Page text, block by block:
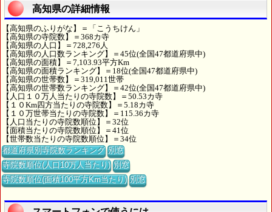
高知県の詳細情報
【高知県のふりがな】＝「こうちけん」
【高知県の寺院数】＝368カ寺
【高知県の人口】＝728,276人
【高知県の人口数ランキング】＝45位(全国47都道府県中)
【高知県の面積】＝7,103.93平方Km
【高知県の面積ランキング】＝18位(全国47都道府県中)
【高知県の世帯数】＝319,011世帯
【高知県の世帯数ランキング】＝42位(全国47都道府県中)
【人口１０万人当たりの寺院数】＝50.53カ寺
【１０Km四方当たりの寺院数】＝5.18カ寺
【１０万世帯当たりの寺院数】＝115.36カ寺
【人口当たりの寺院数順位】＝32位
【面積当たりの寺院数順位】＝41位
【世帯数当たりの寺院数順位】＝34位
都道府県別寺院数ランキング 別窓
寺院数順位(人口10万人当たり) 別窓
寺院数順位(面積100平方Km当たり) 別窓